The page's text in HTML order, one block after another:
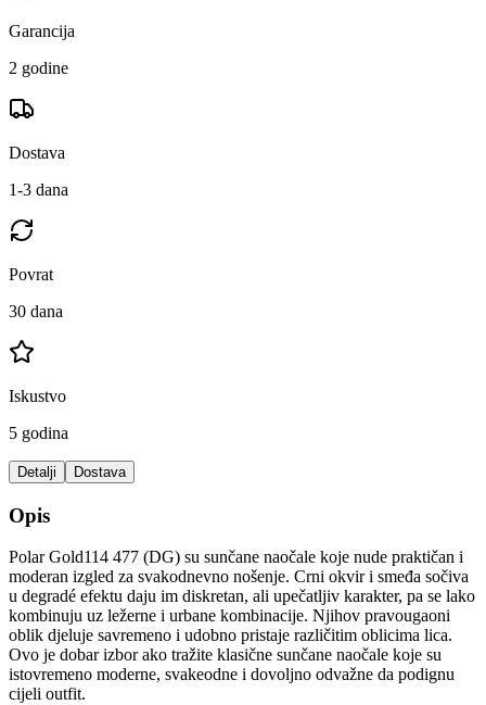
Garancija
2 godine
Dostava
1-3 dana
Povrat
30 dana
Iskustvo
5 godina
Detalji Dostava
Opis
Polar Gold114 477 (DG) su sunčane naočale koje nude praktičan i
moderan izgled za svakodnevno nošenje. Crni okvir i smeđa sočiva
u degradé efektu daju im diskretan, ali upečatljiv karakter, pa se lako
kombinuju uz ležerne i urbane kombinacije. Njihov pravougaoni
oblik djeluje savremeno i udobno pristaje različitim oblicima lica.
Ovo je dobar izbor ako tražite klasične sunčane naočale koje su
istovremeno moderne, svakeodne i dovoljno odvažne da podignu
cijeli outfit.